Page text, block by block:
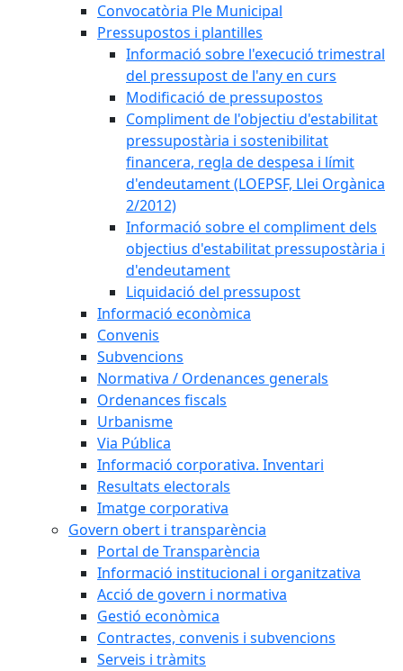
Convocatòria Ple Municipal
Pressupostos i plantilles
Informació sobre l'execució trimestral
del pressupost de l'any en curs
Modificació de pressupostos
Compliment de l'objectiu d'estabilitat
pressupostària i sostenibilitat
financera, regla de despesa i límit
d'endeutament (LOEPSF, Llei Orgànica
2/2012)
Informació sobre el compliment dels
objectius d'estabilitat pressupostària i
d'endeutament
Liquidació del pressupost
Informació econòmica
Convenis
Subvencions
Normativa / Ordenances generals
Ordenances fiscals
Urbanisme
Via Pública
Informació corporativa. Inventari
Resultats electorals
Imatge corporativa
Govern obert i transparència
Portal de Transparència
Informació institucional i organitzativa
Acció de govern i normativa
Gestió econòmica
Contractes, convenis i subvencions
Serveis i tràmits